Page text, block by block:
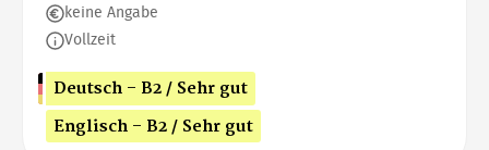
keine Angabe
Vollzeit
Deutsch - B2 / Sehr gut
Englisch - B2 / Sehr gut